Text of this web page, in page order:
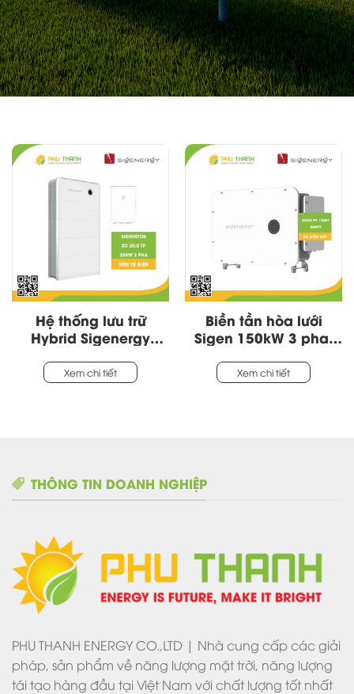
Hệ thống lưu trữ
Hybrid Sigenergy
(SigenStor EC 20.0 TP)
Xem chi tiết
Biền tần hòa lưới
Sigen 150kW 3 pha,
Xem chi tiết
THÔNG TIN DOANH NGHIỆP
PHU THANH ENERGY CO.,LTD | Nhà cung cấp các giải
pháp, sản phẩm về năng lượng mặt trời, năng lượng
tái tạo hàng đầu tại Việt Nam với chất lượng tốt nhất